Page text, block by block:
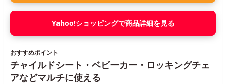
Yahoo!ショッピングで商品詳細を見る
おすすめポイント
チャイルドシート・ベビーカー・ロッキングチェ
アなどマルチに使える